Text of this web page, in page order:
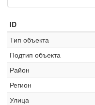
ID
Тип объекта
Подтип объекта
Район
Регион
Улица